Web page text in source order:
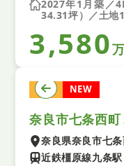
2027年1月築／
34.31坪）／土地
3,580
土地 NEW
奈良市七条西
奈良県奈良市七
近鉄橿原線九条